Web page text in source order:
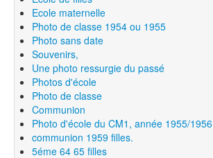
Ecole maternelle
Photo de classe 1954 ou 1955
Photo sans date
Souvenirs,
Une photo ressurgie du passé
Photos d'école
Photo de classe
Communion
Photo d'école du CM1, année 1955/1956
communion 1959 filles.
5éme 64 65 filles